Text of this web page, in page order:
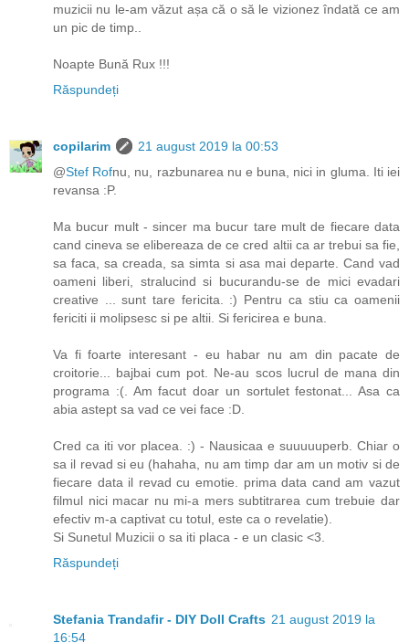
muzicii nu le-am văzut așa că o să le vizionez îndată ce am
un pic de timp..
Noapte Bună Rux !!!
Răspundeți
copilarim
21 august 2019 la 00:53
@Stef Rofnu, nu, razbunarea nu e buna, nici in gluma. Iti iei
revansa :P.
Ma bucur mult - sincer ma bucur tare mult de fiecare data
cand cineva se elibereaza de ce cred altii ca ar trebui sa fie,
sa faca, sa creada, sa simta si asa mai departe. Cand vad
oameni liberi, stralucind si bucurandu-se de mici evadari
creative ... sunt tare fericita. :) Pentru ca stiu ca oamenii
fericiti ii molipsesc si pe altii. Si fericirea e buna.
Va fi foarte interesant - eu habar nu am din pacate de
croitorie... bajbai cum pot. Ne-au scos lucrul de mana din
programa :(. Am facut doar un sortulet festonat... Asa ca
abia astept sa vad ce vei face :D.
Cred ca iti vor placea. :) - Nausicaa e suuuuuperb. Chiar o
sa il revad si eu (hahaha, nu am timp dar am un motiv si de
fiecare data il revad cu emotie. prima data cand am vazut
filmul nici macar nu mi-a mers subtitrarea cum trebuie dar
efectiv m-a captivat cu totul, este ca o revelatie).
Si Sunetul Muzicii o sa iti placa - e un clasic <3.
Răspundeți
Stefania Trandafir - DIY Doll Crafts 21 august 2019 la
16:54